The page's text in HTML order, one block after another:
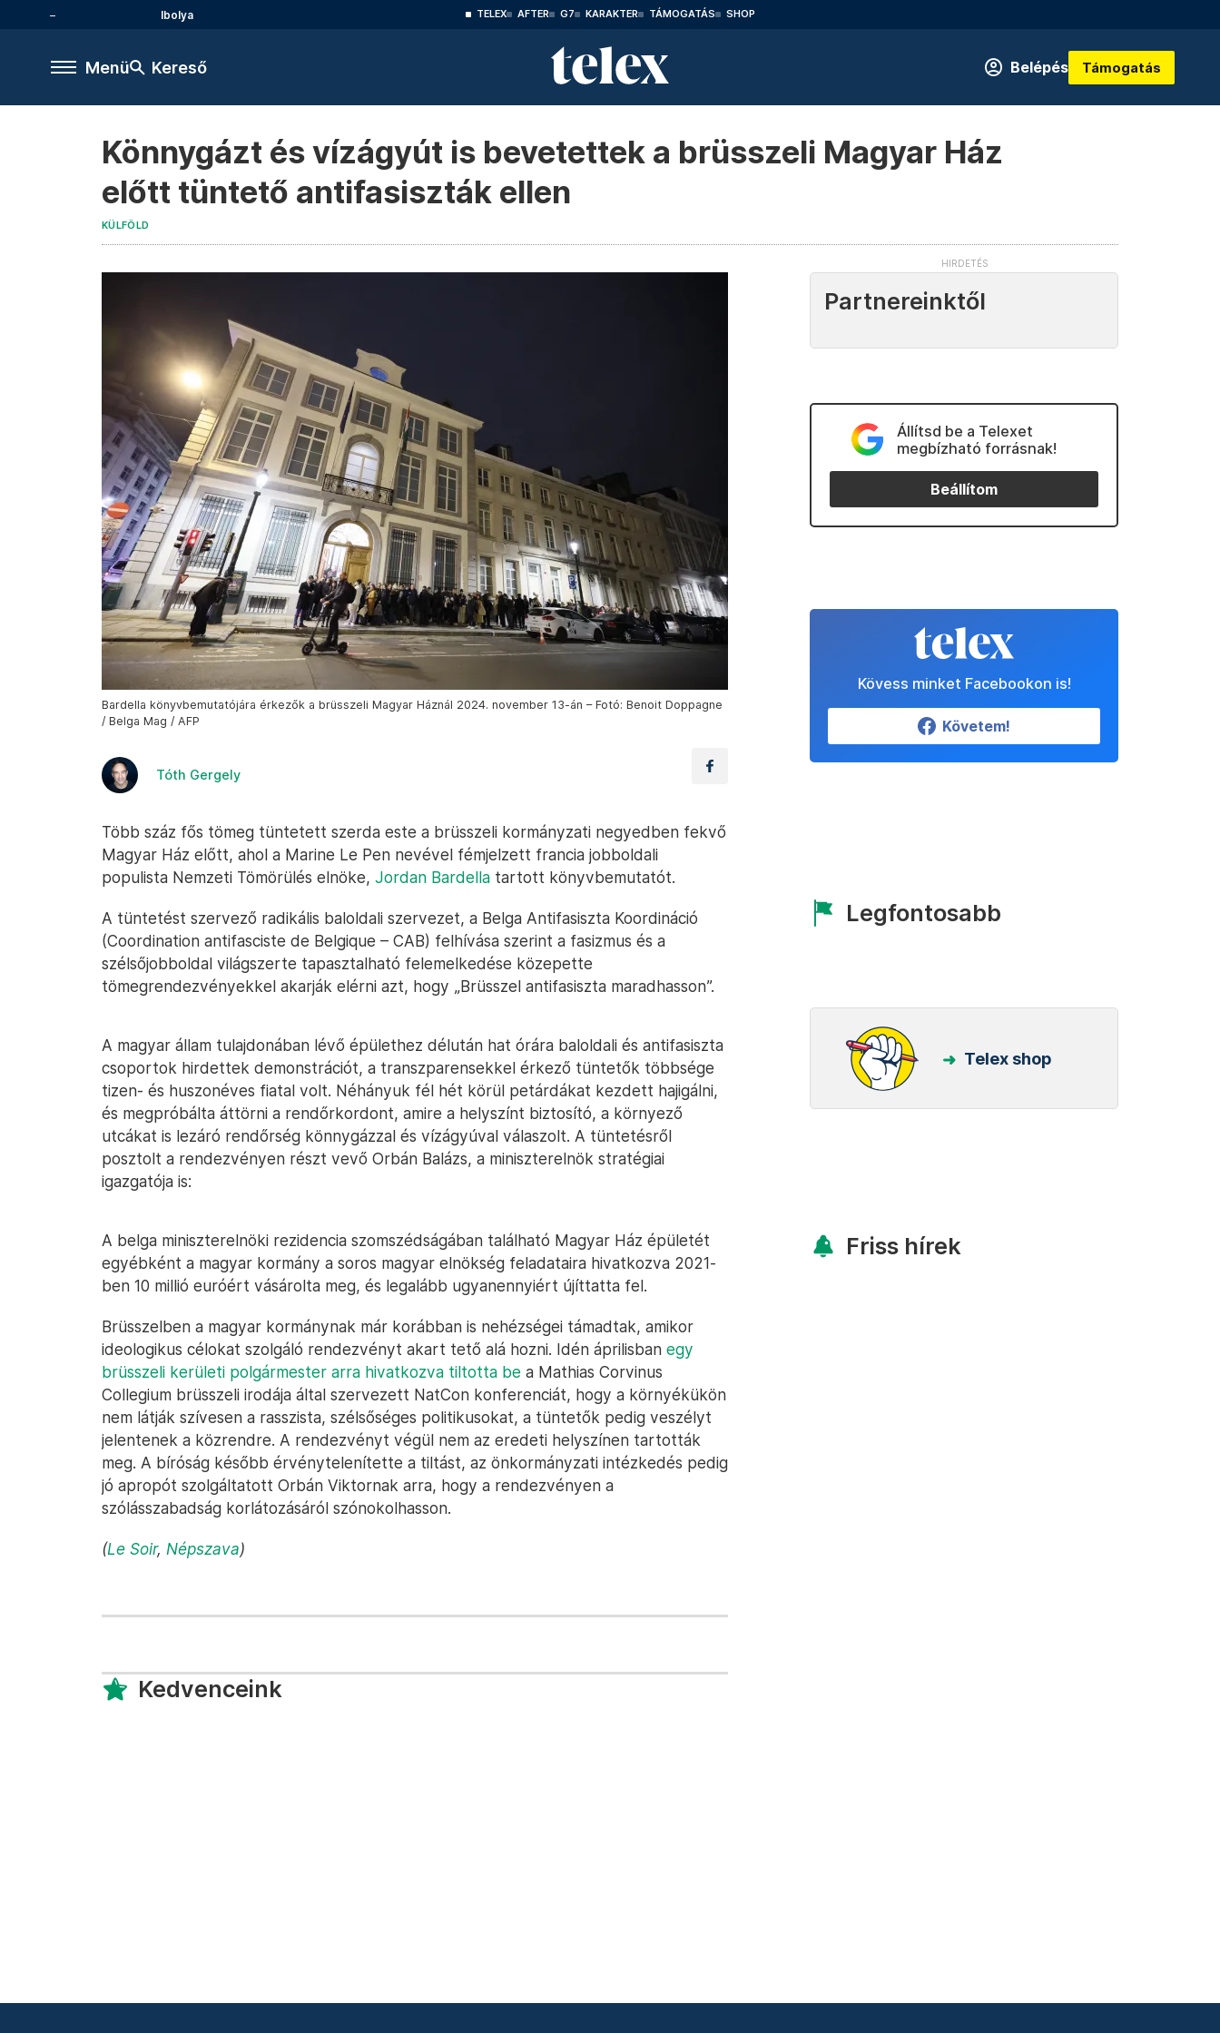
Ibolya TELEX AFTER G7 KARAKTER TÁMOGATÁS SHOP
Menü Kereső Belépés Támogatás
Könnygázt és vízágyút is bevetettek a brüsszeli Magyar Ház
előtt tüntető antifasiszták ellen
KÜLFÖLD
Bardella könyvbemutatójára érkezők a brüsszeli Magyar Háznál 2024. november 13-án – Fotó: Benoit Doppagne
/ Belga Mag / AFP
Tóth Gergely
Több száz fős tömeg tüntetett szerda este a brüsszeli kormányzati negyedben fekvő
Magyar Ház előtt, ahol a Marine Le Pen nevével fémjelzett francia jobboldali
populista Nemzeti Tömörülés elnöke, Jordan Bardella tartott könyvbemutatót.
A tüntetést szervező radikális baloldali szervezet, a Belga Antifasiszta Koordináció
(Coordination antifasciste de Belgique – CAB) felhívása szerint a fasizmus és a
szélsőjobboldal világszerte tapasztalható felemelkedése közepette
tömegrendezvényekkel akarják elérni azt, hogy „Brüsszel antifasiszta maradhasson”.
A magyar állam tulajdonában lévő épülethez délután hat órára baloldali és antifasiszta
csoportok hirdettek demonstrációt, a transzparensekkel érkező tüntetők többsége
tizen- és huszonéves fiatal volt. Néhányuk fél hét körül petárdákat kezdett hajigálni,
és megpróbálta áttörni a rendőrkordont, amire a helyszínt biztosító, a környező
utcákat is lezáró rendőrség könnygázzal és vízágyúval válaszolt. A tüntetésről
posztolt a rendezvényen részt vevő Orbán Balázs, a miniszterelnök stratégiai
igazgatója is:
A belga miniszterelnöki rezidencia szomszédságában található Magyar Ház épületét
egyébként a magyar kormány a soros magyar elnökség feladataira hivatkozva 2021-
ben 10 millió euróért vásárolta meg, és legalább ugyanennyiért újíttatta fel.
Brüsszelben a magyar kormánynak már korábban is nehézségei támadtak, amikor
ideologikus célokat szolgáló rendezvényt akart tető alá hozni. Idén áprilisban egy
brüsszeli kerületi polgármester arra hivatkozva tiltotta be a Mathias Corvinus
Collegium brüsszeli irodája által szervezett NatCon konferenciát, hogy a környékükön
nem látják szívesen a rasszista, szélsőséges politikusokat, a tüntetők pedig veszélyt
jelentenek a közrendre. A rendezvényt végül nem az eredeti helyszínen tartották
meg. A bíróság később érvénytelenítette a tiltást, az önkormányzati intézkedés pedig
jó apropót szolgáltatott Orbán Viktornak arra, hogy a rendezvényen a
szólásszabadság korlátozásáról szónokolhasson.
(Le Soir, Népszava)
Kedvenceink
Partnereinktől
Állítsd be a Telexet
megbízható forrásnak!
Beállítom
Kövess minket Facebookon is!
Követem!
Legfontosabb
Telex shop
Friss hírek